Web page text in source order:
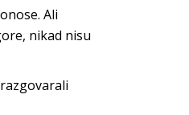
Ali
nikad nisu